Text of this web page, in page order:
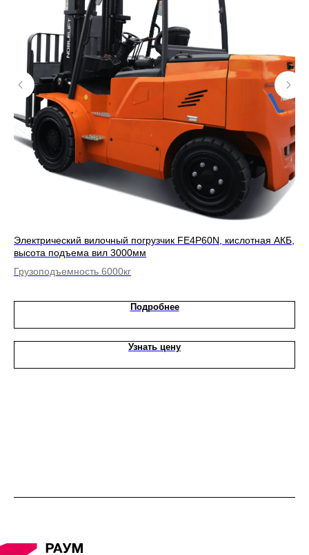
Электрический вилочный погрузчик FE4P60N, кислотная АКБ,
высота подъема вил 3000мм
Грузоподъемность 6000кг
Подробнее
Узнать цену